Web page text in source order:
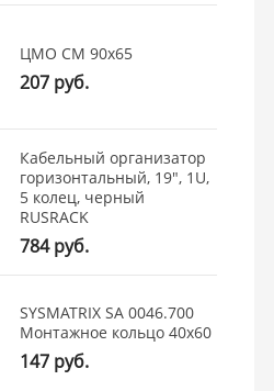
ЦМО СМ 90x65
207 руб.
Кабельный организатор
горизонтальный, 19", 1U,
5 колец, черный
RUSRACK
784 руб.
SYSMATRIX SA 0046.700
Монтажное кольцо 40x60
147 руб.